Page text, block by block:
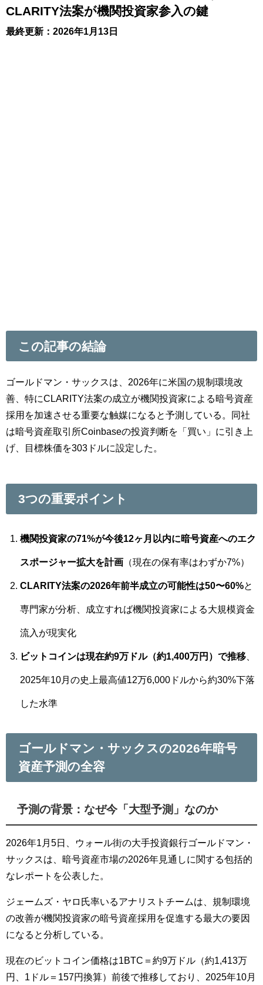
CLARITY法案が機関投資家参入の鍵
最終更新：2026年1月13日
この記事の結論
ゴールドマン・サックスは、2026年に米国の規制環境改
善、特にCLARITY法案の成立が機関投資家による暗号資産
採用を加速させる重要な触媒になると予測している。同社
は暗号資産取引所Coinbaseの投資判断を「買い」に引き上
げ、目標株価を303ドルに設定した。
3つの重要ポイント
機関投資家の71%が今後12ヶ月以内に暗号資産へのエク
スポージャー拡大を計画 （現在の保有率はわずか7%）
CLARITY法案の2026年前半成立の可能性は50〜60%と
専門家が分析、成立すれば機関投資家による大規模資金
流入が現実化
ビットコインは現在約9万ドル（約1,400万円）で推移
2025年10月の史上最高値12万6,000ドルから約30%下落
した水準
ゴールドマン・サックスの2026年暗号
資産予測の全容
予測の背景：なぜ今「大型予測」なのか
2026年1月5日、ウォール街の大手投資銀行ゴールドマン・
サックスは、暗号資産市場の2026年見通しに関する包括的
なレポートを公表した。
ジェームズ・ヤロ氏率いるアナリストチームは、規制環境
の改善が機関投資家の暗号資産採用を促進する最大の要因
になると分析している。
現在のビットコイン価格は1BTC＝約9万ドル（約1,413万
円、1ドル＝157円換算）前後で推移しており、2025年10月